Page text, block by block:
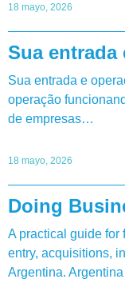
18 mayo, 2026
Sua entrada
Sua entrada e
operação
de empresas…
18 mayo, 2026
Doing
A practical guide for
entry, acquisitions,
Argentina.